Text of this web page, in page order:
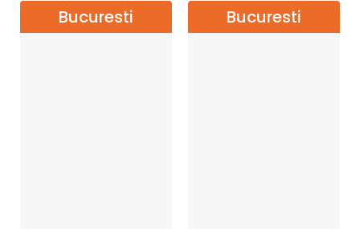
Bucuresti Bucuresti